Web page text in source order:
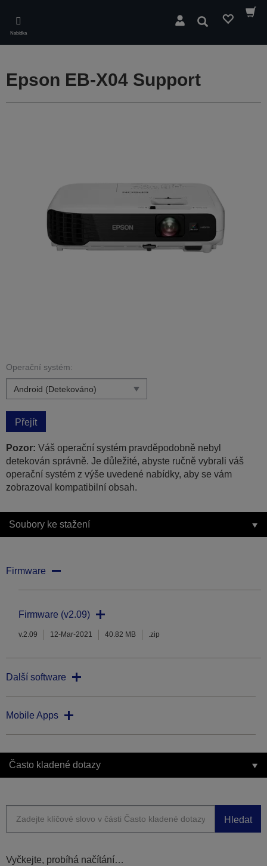
main
content
Nabídka
Hledat
Epson EB-X04 Support
Operační systém:
Přejít
Pozor: Váš operační systém pravděpodobně nebyl
detekován správně. Je důležité, abyste ručně vybrali váš
operační systém z výše uvedené nabídky, aby se vám
zobrazoval kompatibilní obsah.
Soubory ke stažení
Firmware
Firmware (v2.09)
v.2.09 12-Mar-2021 40.82 MB .zip
Další software
Mobile Apps
Často kladené dotazy
Hledat
Vyčkejte, probíhá načítání…